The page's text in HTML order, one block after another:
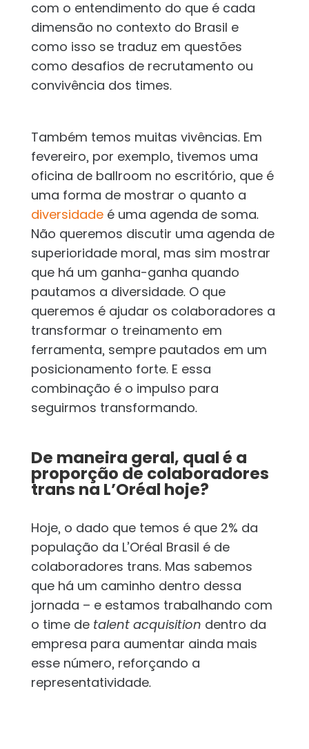
com o entendimento do que é cada
dimensão no contexto do Brasil e
como isso se traduz em questões
como desafios de recrutamento ou
convivência dos times.
Também temos muitas vivências. Em
fevereiro, por exemplo, tivemos uma
oficina de ballroom no escritório, que é
uma forma de mostrar o quanto a
diversidadeé uma agenda de soma.
Não queremos discutir uma agenda de
superioridade moral, mas sim mostrar
que há um ganha-ganha quando
pautamos a diversidade. O que
queremos é ajudar os colaboradores a
transformar o treinamento em
ferramenta, sempre pautados em um
posicionamento forte. E essa
combinação é o impulso para
seguirmos transformando.
De maneira geral, qual é a
proporção de colaboradores
trans na L’Oréal hoje?
Hoje, o dado que temos é que 2% da
população da L’Oréal Brasil é de
colaboradores trans. Mas sabemos
que há um caminho dentro dessa
jornada – e estamos trabalhando com
o time de talent acquisition dentro da
empresa para aumentar ainda mais
esse número, reforçando a
representatividade.